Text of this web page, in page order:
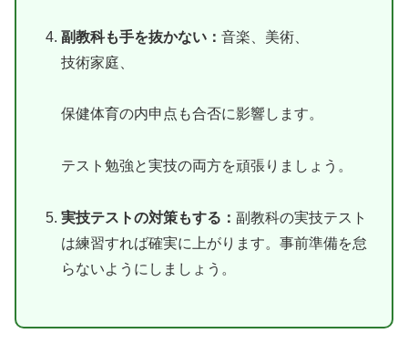
副教科も手を抜かない：音楽、美術、
技術家庭、
保健体育の内申点も合否に影響します。
テスト勉強と実技の両方を頑張りましょう。
実技テストの対策もする：副教科の実技テスト
は練習すれば確実に上がります。事前準備を怠
らないようにしましょう。